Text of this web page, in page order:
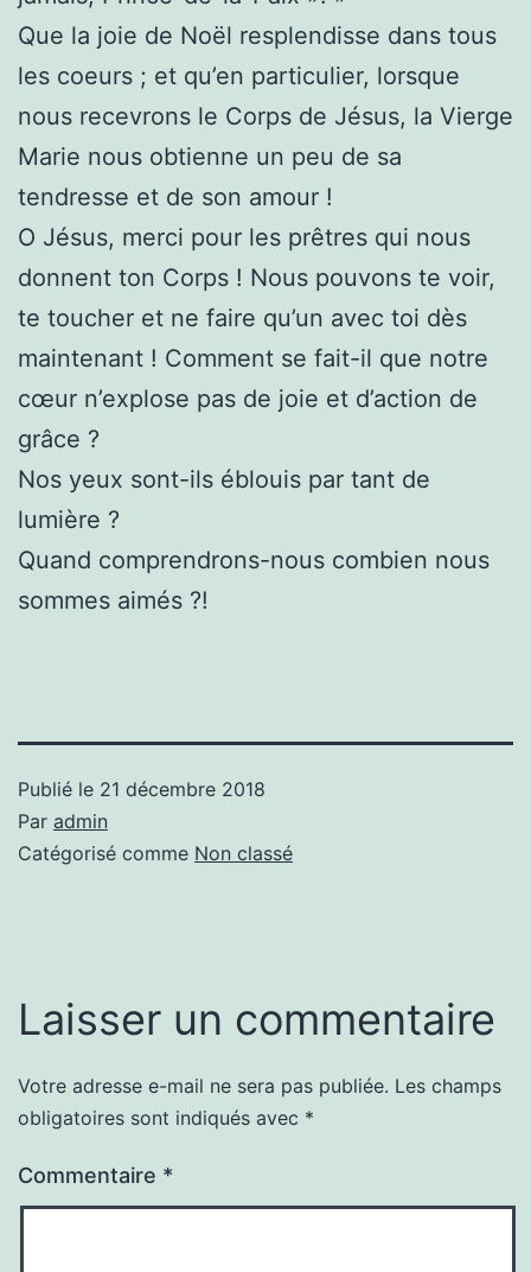
Que la joie de Noël resplendisse dans tous
les coeurs ; et qu’en particulier, lorsque
nous recevrons le Corps de Jésus, la Vierge
Marie nous obtienne un peu de sa
tendresse et de son amour !
O Jésus, merci pour les prêtres qui nous
donnent ton Corps ! Nous pouvons te voir,
te toucher et ne faire qu’un avec toi dès
maintenant ! Comment se fait-il que notre
cœur n’explose pas de joie et d’action de
grâce ?
Nos yeux sont-ils éblouis par tant de
lumière ?
Quand comprendrons-nous combien nous
sommes aimés ?!
Publié le 21 décembre 2018
Par admin
Catégorisé comme Non classé
Laisser un commentaire
Votre adresse e-mail ne sera pas publiée. Les champs
obligatoires sont indiqués avec *
Commentaire *